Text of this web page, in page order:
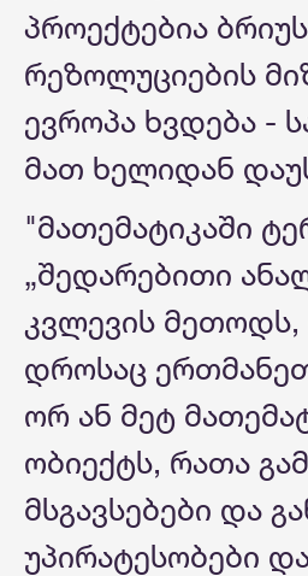
პროექტებია
რეზოლუციების
ევროპა ხვდება -
მათ ხელიდან
"მათემატიკაში
„შედარებითი
კვლევის
დროსაც
ორ ან მეტ
ობიექტს, რათა
მსგავსებები და
უპირატესობები